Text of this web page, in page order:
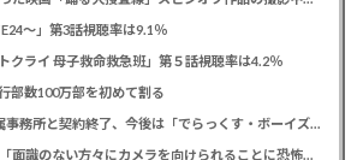
～」第3話視聴率は9.1％
クライ 母子救命救急班」第５話視聴率は4.2％
部数100万部を初めて割る
BOYS AND MEN 所属事務所と契約終了、今後は「でらっくす・ボーイズ」として活動
テレ東・田中瞳アナ 「面識のない方々にカメラを向けられることに恐怖を」 ロケ撮影時に勝手に撮影してくる人に注意喚起